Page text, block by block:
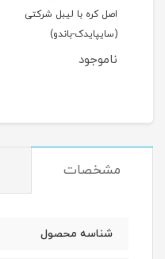
اصل کره با لیبل شرکتی
(سایپایدک-باندو)
ناموجود
مشخصات
شناسه محصول